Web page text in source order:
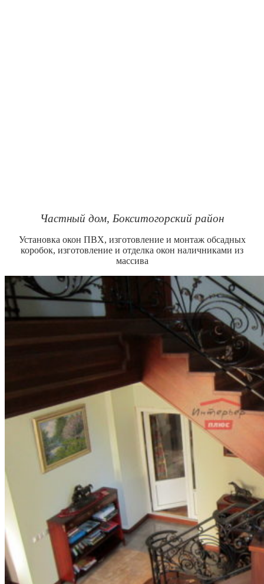
Частный дом, Бокситогорский район
Установка окон ПВХ, изготовление и монтаж обсадных
коробок, изготовление и отделка окон наличниками из
массива